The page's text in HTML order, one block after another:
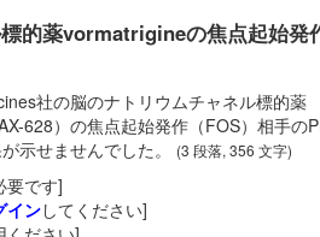
的薬vormatrigineの焦点起始発
社の脳のナトリウムチャネル標的薬
628）の焦点起始発作（FOS）相手の
示せませんでした。
(3 段落, 356 文字)
要です]
インしてください]